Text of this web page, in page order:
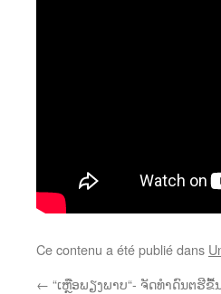
Ce contenu a été publié dans
← “ເຫຼືອພຽງພາບ“- ຈັດທຳດົນຕຮີ